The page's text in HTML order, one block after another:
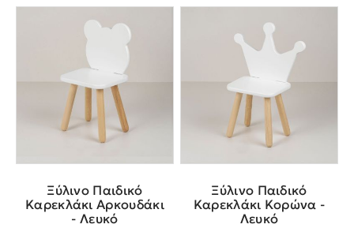
Ξύλινο Παιδικό
Καρεκλάκι Αρκουδάκι
- Λευκό
Ξύλινο Παιδικό
Καρεκλάκι Κορώνα -
Λευκό